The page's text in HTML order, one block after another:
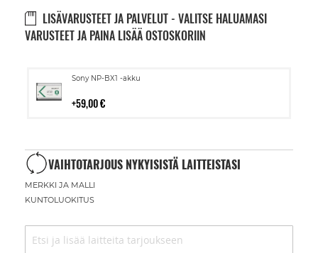
LISÄVARUSTEET JA PALVELUT - VALITSE HALUAMASI
VARUSTEET JA PAINA LISÄÄ OSTOSKORIIN
Sony NP-BX1 -akku
59,00 €
Lisää
VAIHTOTARJOUS NYKYISISTÄ LAITTEISTASI
MERKKI JA MALLI
KUNTOLUOKITUS